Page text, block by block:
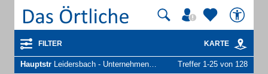
FILTER KARTE
Hauptstr Leidersbach - Unternehmen und Personen Treffer 1-25 von 128